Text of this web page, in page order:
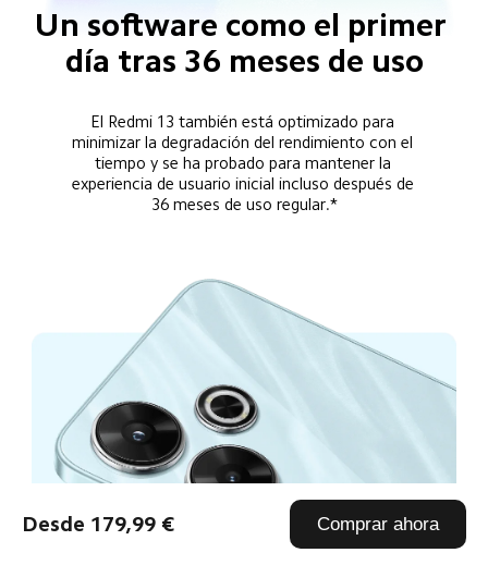
Desde 179,99 € Comprar ahora
Un software como el primer
día tras 36 meses de uso
El Redmi 13 también está optimizado para
minimizar la degradación del rendimiento con el
tiempo y se ha probado para mantener la
experiencia de usuario inicial incluso después de
36 meses de uso regular.*